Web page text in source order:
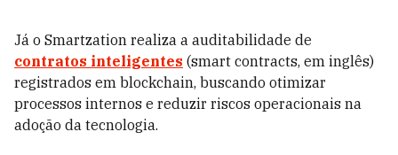
Já o Smartzation realiza a auditabilidade de
contratos inteligentes (smart contracts, em inglês)
registrados em blockchain, buscando otimizar
processos internos e reduzir riscos operacionais na
adoção da tecnologia.